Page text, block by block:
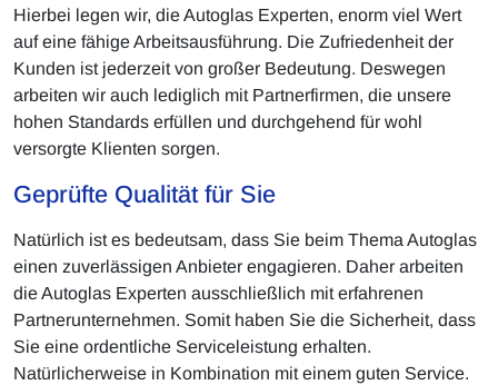
Hierbei legen wir, die Autoglas Experten, enorm viel Wert
auf eine fähige Arbeitsausführung. Die Zufriedenheit der
Kunden ist jederzeit von großer Bedeutung. Deswegen
arbeiten wir auch lediglich mit Partnerfirmen, die unsere
hohen Standards erfüllen und durchgehend für wohl
versorgte Klienten sorgen.
Geprüfte Qualität für Sie
Natürlich ist es bedeutsam, dass Sie beim Thema Autoglas
einen zuverlässigen Anbieter engagieren. Daher arbeiten
die Autoglas Experten ausschließlich mit erfahrenen
Partnerunternehmen. Somit haben Sie die Sicherheit, dass
Sie eine ordentliche Serviceleistung erhalten.
Natürlicherweise in Kombination mit einem guten Service.